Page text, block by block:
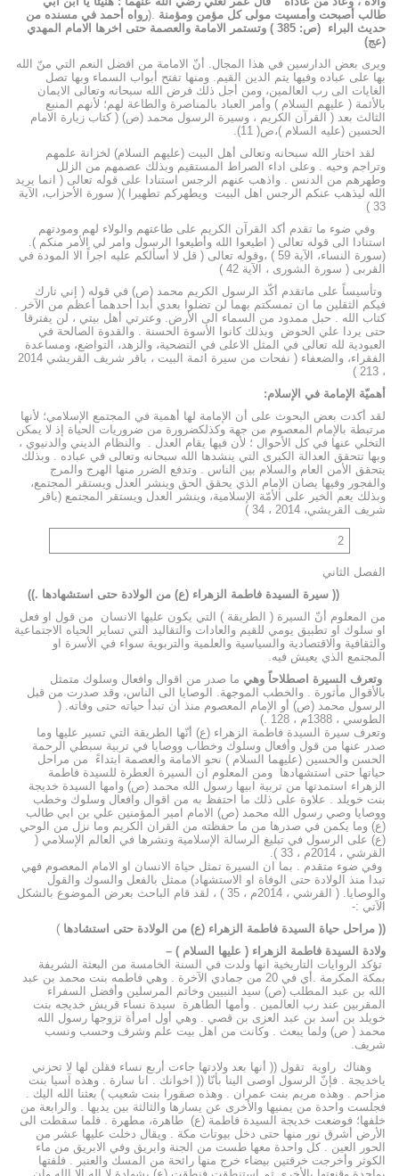
طالب أصبحت وأمسيت مولى كل مؤمن ومؤمنة .(رواه أحمد في مسنده من
حديث البراء (ص: 385 )
وتستمر الامامة والعصمة حتى اخرها الامام المهدي
(عج)
ويرى بعض الدارسين في هذا المجال. أنّ الامامة من افضل النعم التي منّ الله
بها على عباده وفيها يتم الدين القيم. ومنها تفتح أبواب السماء وبها تصل
الغايات الى رب العالمين، ومن أجل ذلك فرض الله سبحانه وتعالى الايمان
بالأئمة ( عليهم السلام ) وأمر العباد بالمناصرة والطاعة لهم؛ لأنهم المنبع
الثالث بعد ( القرآن الكريم ، وسيرة الرسول محمد (ص) ( كتاب زيارة الامام
الحسين (عليه السلام )،ص( 11).
لقد اختار الله سبحانه وتعالى أهل البيت (عليهم السلام) لخزانة علمهم
وتراجم وحيه . وعلى اداء الصراط المستقيم وبذلك عصمهم من الزلل
وطهرهم من الدنس . واذهب عنهم الرجس استنادا على قوله تعالى ( انما يريد
الله ليذهب عنكم الرجس اهل البيت ويطهركم تطهيرا )( سورة الأحزاب، الآية
33 )
وفي ضوء ما تقدم أكد القرآن الكريم على طاعتهم والولاء لهم ومودتهم
استنادا الى قوله تعالى ( اطيعوا الله وأطيعوا الرسول وامر لي الأمر منكم ).
(سورة النساء، الآية 59 ) ،وقوله تعالى ( قل لا أسألكم عليه اجراً الا المودة في
القربى ( سورة الشورى ، الآية 42 )
وتأسيساً على ماتقدم أكّد الرسول الكريم محمد (ص) في قوله ( إني تارك
فيكم الثقلين ما ان تمسكتم بهما لن تضلوا بعدي أبدا أحدهما أعظم من الآخر .
كتاب الله . حبل ممدود من السماء الى الأرض. وعترتي أهل بيتي ، لن يفترقا
حتى يردا علي الحوض وبذلك كانوا الأسوة الحسنة . والقدوة الصالحة في
العبودية لله تعالى في المثل الاعلى في التضحية، والزهد، التواضع، ومساعدة
الفقراء، والضعفاء ( نفحات من سيرة ائمة البيت ، باقر شريف القريشي 2014
، 213 )
أهميّة الإمامة في الإسلام:
لقد أكدت بعض البحوث على أن الإمامة لها أهمية في المجتمع الإسلامي؛ لأنها
مرتبطة بالإمام المعصوم من جهة وكذلكضرورة من ضروريات الحياة إذ لا يمكن
التخلي عنها في كل الأحوال ؛ لأن فيها يقام العدل . والنظام الديني والدنيوي ،
وبها تتحقق العدالة الكبرى التي ينشدها الله سبحانه وتعالى في عباده . وبذلك
يتحقق الأمن العام والسلام بين الناس . وتدفع الضرر منها الهرج والمرج
والفجور وفيها يصان الإمام الذي يحقق الحق وينشر العدل ويستقر المجتمع،
وبذلك يعم الخير على الأمّة الإسلامية، وينشر العدل ويستقر المجتمع (باقر
شريف القريشي، 2014 ، 34 )
2
الفصل الثاني
(( سيرة السيدة فاطمة الزهراء (ع) من الولادة حتى استشهادها .))
من المعلوم أنّ السيرة ( الطريقة ) التي يكون عليها الانسان من قول او فعل
او سلوك او تطبيق يومي للقيم والعادات والتقاليد التي تساير الحياه الاجتماعية
والثقافية والاقتصادية والسياسية والعلمية والتربوية سواء في الأسرة او
المجتمع الذي يعيش فيه.
وتعرف السيرة اصطلاحاً وهي ما صدر من اقوال وافعال وسلوك متمثل
بالأقوال مأثورة . والخطب الموجهة. الوصايا الى الناس، وقد صدرت من قبل
الرسول محمد (ص) أو الإمام المعصوم منذ أن تبدأ حياته حتى وفاته. (
الطوسي ، 1388م ، 128 .)
وتعرف سيرة السيدة فاطمة الزهراء (ع) أنّها الطريقة التي تسير عليها وما
صدر عنها من قول وأفعال وسلوك وخطاب ووصايا في تربية سبطي الرحمة
الحسن والحسين (عليهما السلام ) نحو الامامة والعصمة ابتداءً من مراحل
حياتها حتى استشهادها ومن المعلوم ان السيرة العطرة للسيدة فاطمة
الزهراء استمدتها من تربية ابيها رسول الله محمد (ص) وامها السيدة خديجة
بنت خويلد . علاوة على ذلك ما احتفظ به من اقوال وافعال وسلوك وخطب
ووصايا وصي رسول الله محمد (ص) الامام امير المؤمنين علي بن ابي طالب
(ع) وما يكمن في صدرها من ما حفظته من القران الكريم وما نزل من الوحي
(ع) على الرسول في تبليغ الرسالة الإسلامية ونشرها في العالم الإسلامي (
القرشي ، 2014م ، 33 ).
وفي ضوء متقدم . بما ان السيرة تمثل حياة الانسان او الامام المعصوم فهي
تبدا منذ الولادة حتى الوفاة او الاستشهاد) ممثل بالفعل والسوك والقول
والوصايا. ( القرشي ، 2014م ، 35 ) ، لقد قام الباحث بعرض الموضوع بالشكل
الآتي :-
(( مراحل حياة السيدة فاطمة الزهراء (ع) من الولادة حتى استشادها )
ولادة السيدة فاطمة الزهراء ( عليها السلام ) –
تؤكد الروايات التاريخية انها ولدت في السنة الخامسة من البعثة الشريفة
بمكة المكرمة .أي في 20 من جمادي الآخرة . وهي فاطمه بنت محمد بن عبد
الله بن عبد المطلب (ص) سيد النبيين وخاتم المرسلين وأفضل السفراء
المقربين عند رب العالمين . وأمها الطاهرة سيدة نساء قريش خديجه بنت
خويلد بن أسد بن عبد العزى بن قصي . وهي أول امرأة تزوجها رسول الله
محمد ( ص) ولما يبعث . وكانت من اهل بيت علم وشرف وحسب ونسب
شريف.
وهناك راوية تقول (( أنها بعد ولادتها جاءت أربع نساء فقلن لها لا تحزني
ياخديجة . فإنّ الرسول اوصى الينا بأنّا (( اخوانك . انا سارة . وهذه آسيا بنت
مزاحم . وهذه مريم بنت عمران . وهذه صقورا بنت شعيب ) بعثنا الله اليك .
فجلست واحدة من يمنيها والأخرى عن يسارها والثالثة بين يديها . والرابعة من
خلفها؛ فوضعت خديجة السيدة فاطمة (ع) طاهرة، مطهرة . فلما سقطت الى
الأرض أشرق نور منها حتى دخل بيوتات مكة . ويقال دخلت عليها عشر من
الحور العين . كل واحدة معها طست من الجنة وابريق وفي الابريق من ماء
الكوثر وأخرجت خرقتين بيضاء خرج منها رائحة من المسك والعنبر . فلفتها